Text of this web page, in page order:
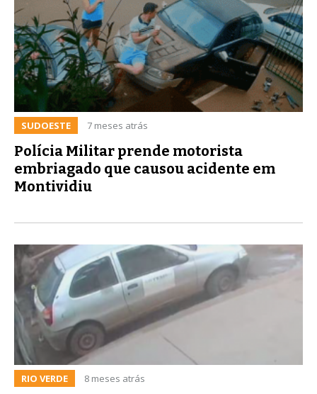
SUDOESTE 7 meses atrás
Polícia Militar prende motorista
embriagado que causou acidente em
Montividiu
RIO VERDE 8 meses atrás